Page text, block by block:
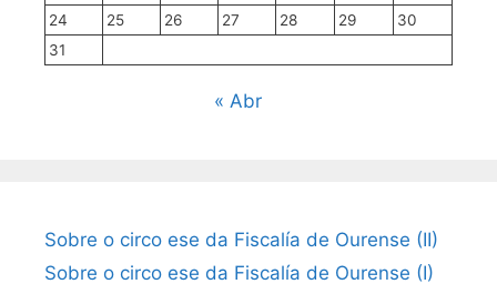
24
25 26 27 28 29
30
31
« Abr
Sobre o circo ese da Fiscalía de Ourense (II)
Sobre o circo ese da Fiscalía de Ourense (I)